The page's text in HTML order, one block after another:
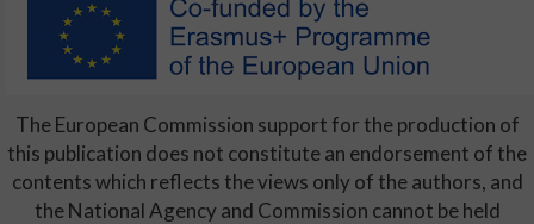
The European Commission support for the production of
this publication does not constitute an endorsement of the
contents which reflects the views only of the authors, and
the National Agency and Commission cannot be held